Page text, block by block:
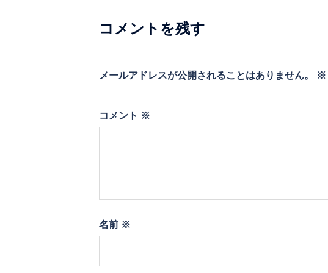
コメントを残す
メールアドレスが公開されることはありません。 ※
コメント ※
名前 ※